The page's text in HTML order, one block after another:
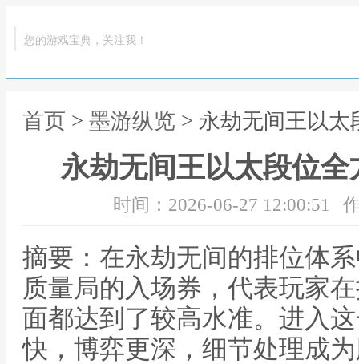
您的游戏宝典，关注我！
首页 > 墨游纵览 > 永劫无间王以
永劫无间王以太段位
时间：2026-06-27 12:00:51
摘要：在永劫无间的排位体
质量局的入场券，代表玩家
面都达到了较高水准。进入
快，博弈更深，细节处理成